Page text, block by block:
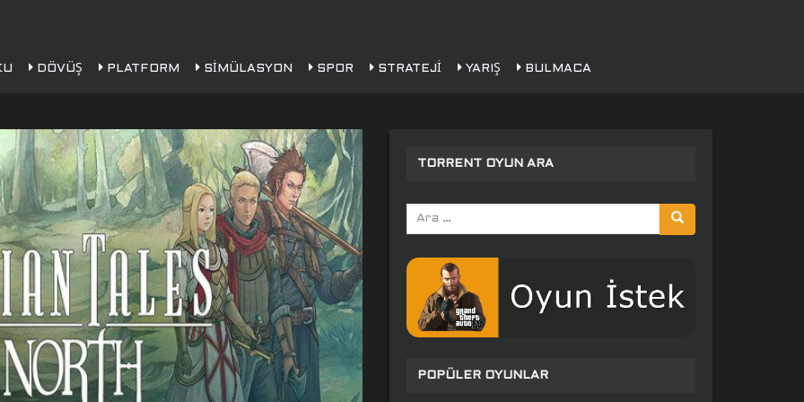
DÖVÜŞ PLATFORM SIMÜLASYON SPOR STRATEJI YARIŞ BULMACA
TORRENT OYUN ARA
Arama
yap:
POPÜLER OYUNLAR